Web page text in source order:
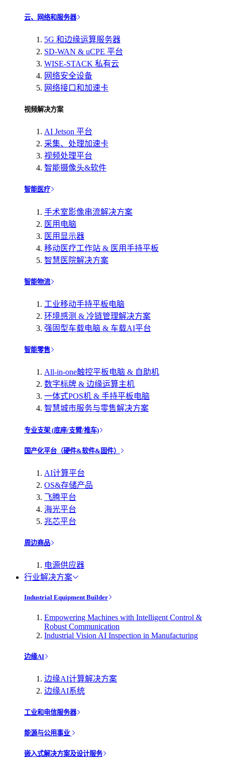
云、网络和服务器
5G 和边缘运算服务器
SD-WAN & uCPE 平台
WISE-STACK 私有云
网络安全设备
网络接口和加速卡
视频解决方案
AI Jetson 平台
采集、处理加速卡
视频处理平台
智能摄像头&软件
智能医疗
手术室影像串流解决方案
医用电脑
医用显示器
移动医疗工作站 & 医用手持平板
智慧医院解决方案
智能物流
工业移动手持平板电脑
环境感测 & 冷链管理解决方案
强固型车载电脑 & 车载AI平台
智能零售
All-in-one触控平板电脑 & 自助机
数字标牌 & 边缘运算主机
一体式POS机 & 手持平板电脑
智慧城市服务与零售解决方案
专业支架 (底座/支臂/推车)
国产化平台（硬件&软件&固件）
AI计算平台
OS&存储产品
飞腾平台
海光平台
兆芯平台
周边商品
电源供应器
行业解决方案
Industrial Equipment Builder
Empowering Machines with Intelligent Control &
Robust Communication
Industrial Vision AI Inspection in Manufacturing
边缘AI
边缘AI计算解决方案
边缘AI系统
工业和电信服务器
能源与公用事业
嵌入式解决方案及设计服务